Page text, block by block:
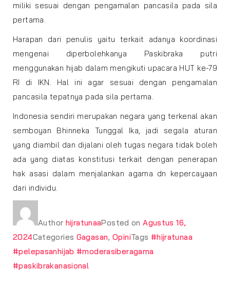
miliki sesuai dengan pengamalan pancasila pada sila
pertama.
Harapan dari penulis yaitu terkait adanya koordinasi
mengenai diperbolehkanya Paskibraka putri
menggunakan hijab dalam mengikuti upacara HUT ke-79
RI di IKN. Hal ini agar sesuai dengan pengamalan
pancasila tepatnya pada sila pertama.
Indonesia sendiri merupakan negara yang terkenal akan
semboyan Bhinneka Tunggal Ika, jadi segala aturan
yang diambil dan dijalani oleh tugas negara tidak boleh
ada yang diatas konstitusi terkait dengan penerapan
hak asasi dalam menjalankan agama dn kepercayaan
dari individu.
Author hijratunaaPosted onAgustus 16,
2024Categories Gagasan, OpiniTags #hijratunaa
#pelepasanhijab #moderasiberagama
#paskibrakanasional